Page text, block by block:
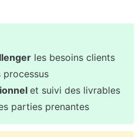
les besoins clients
processus
et suivi des livrables
parties prenantes